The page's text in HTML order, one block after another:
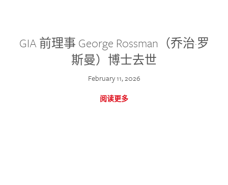
GIA 前理事 George Rossman（乔治·罗
斯曼）博士去世
February 11, 2026
阅读更多